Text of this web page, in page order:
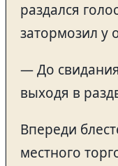
раздался
затормозил у
— До
выходя в
Впереди
местного